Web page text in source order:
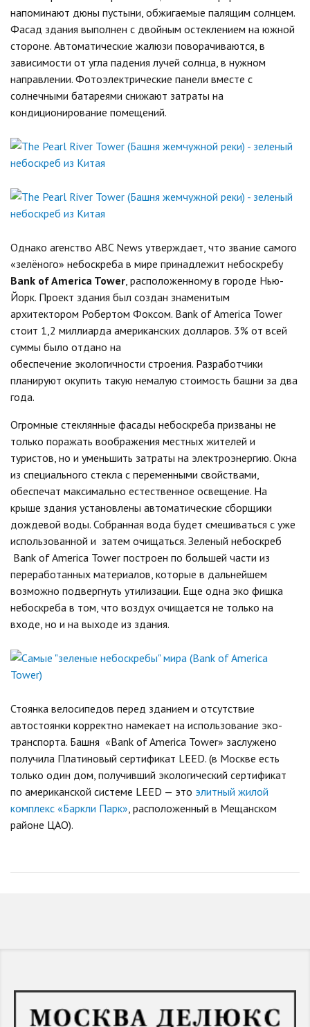
напоминают дюны пустыни, обжигаемые палящим солнцем.
Фасад здания выполнен с двойным остеклением на южной
стороне. Автоматические жалюзи поворачиваются, в
зависимости от угла падения лучей солнца, в нужном
направлении. Фотоэлектрические панели вместе с
солнечными батареями снижают затраты на
кондиционирование помещений.
Однако агенство ABC News утверждает, что звание самого
«зелёного» небоскреба в мире принадлежит небоскребу
Bank of America Tower , расположенному в городе Нью-
Йорк. Проект здания был создан знаменитым
архитектором Робертом Фоксом. Bank of America Tower
стоит 1,2 миллиарда американских долларов. 3% от всей
суммы было отдано на
обеспечение экологичности строения. Разработчики
планируют окупить такую немалую стоимость башни за два
года.
Огромные стеклянные фасады небоскреба призваны не
только поражать воображения местных жителей и
туристов, но и уменьшить затраты на электроэнергию. Окна
из специального стекла с переменными свойствами,
обеспечат максимально естественное освещение. На
крыше здания установлены автоматические сборщики
дождевой воды. Собранная вода будет смешиваться с уже
использованной и затем очищаться. Зеленый небоскреб
Bank of America Tower построен по большей части из
переработанных материалов, которые в дальнейшем
возможно подвергнуть утилизации. Еще одна эко фишка
небоскреба в том, что воздух очищается не только на
входе, но и на выходе из здания.
Стоянка велосипедов перед зданием и отсутствие
автостоянки корректно намекает на использование эко-
транспорта. Башня «Bank of America Tower» заслужено
получила Платиновый сертификат LEED. (в Москве есть
только один дом, получивший экологический сертификат
по американской системе LEED — это элитный жилой
комплекс «Баркли Парк» , расположенный в Мещанском
районе ЦАО).